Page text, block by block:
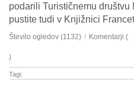
podarili Turističnemu društvu
pustite tudi v Knjižnici
Število ogledov (1132) / Komentarji (
)
Tagi: